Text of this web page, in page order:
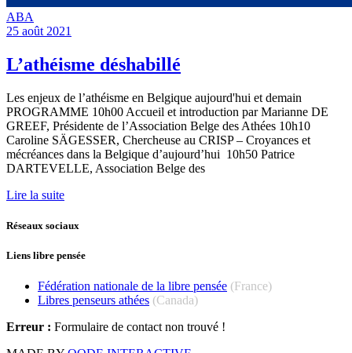
ABA
25 août 2021
L’athéisme déshabillé
Les enjeux de l’athéisme en Belgique aujourd'hui et demain
PROGRAMME 10h00 Accueil et introduction par Marianne DE
GREEF, Présidente de l’Association Belge des Athées 10h10
Caroline SÄGESSER, Chercheuse au CRISP – Croyances et
mécréances dans la Belgique d’aujourd’hui 10h50 Patrice
DARTEVELLE, Association Belge des
Lire la suite
Réseaux sociaux
Liens libre pensée
Fédération nationale de la libre pensée (France)
Libres penseurs athées (Canada)
Erreur : Formulaire de contact non trouvé !